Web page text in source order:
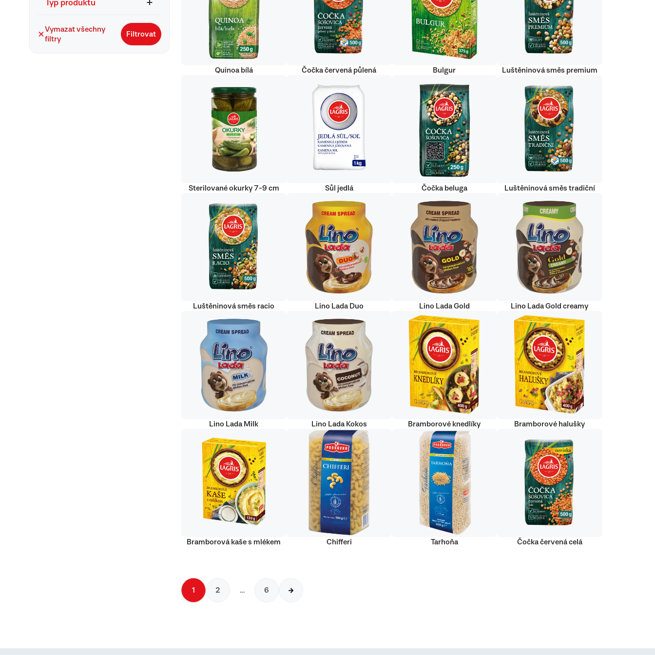
Typ produktu
Vymazat všechny
filtry
Filtrovat
Quinoa bílá Čočka červená půlená Bulgur Luštěninová směs premium
Sterilované okurky 7-9 cm Sůl jedlá Čočka beluga Luštěninová směs tradiční
Luštěninová směs racio Lino Lada Duo Lino Lada Gold Lino Lada Gold creamy
Lino Lada Milk Lino Lada Kokos Bramborové knedlíky Bramborové halušky
Bramborová kaše s mlékem Chifferi Tarhoňa Čočka červená celá
1 2 … 6